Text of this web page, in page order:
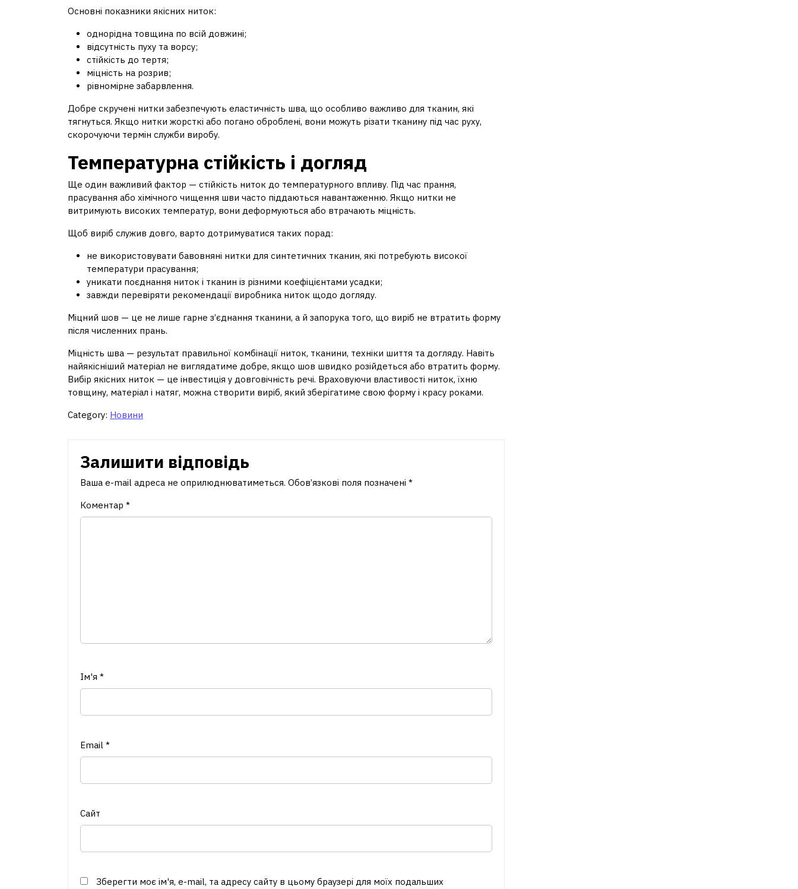
Основні показники якісних ниток:
однорідна товщина по всій довжині;
відсутність пуху та ворсу;
стійкість до тертя;
міцність на розрив;
рівномірне забарвлення.
Добре скручені нитки забезпечують еластичність шва, що особливо важливо для тканин, які
тягнуться. Якщо нитки жорсткі або погано оброблені, вони можуть різати тканину під час руху,
скорочуючи термін служби виробу.
Температурна стійкість і догляд
Ще один важливий фактор — стійкість ниток до температурного впливу. Під час прання,
прасування або хімічного чищення шви часто піддаються навантаженню. Якщо нитки не
витримують високих температур, вони деформуються або втрачають міцність.
Щоб виріб служив довго, варто дотримуватися таких порад:
не використовувати бавовняні нитки для синтетичних тканин, які потребують високої
температури прасування;
уникати поєднання ниток і тканин із різними коефіцієнтами усадки;
завжди перевіряти рекомендації виробника ниток щодо догляду.
Міцний шов — це не лише гарне з’єднання тканини, а й запорука того, що виріб не втратить форму
після численних прань.
Міцність шва — результат правильної комбінації ниток, тканини, техніки шиття та догляду. Навіть
найякісніший матеріал не виглядатиме добре, якщо шов швидко розійдеться або втратить форму.
Вибір якісних ниток — це інвестиція у довговічність речі. Враховуючи властивості ниток, їхню
товщину, матеріал і натяг, можна створити виріб, який зберігатиме свою форму і красу роками.
Category: Новини
Залишити відповідь
Ваша e-mail адреса не оприлюднюватиметься. Обов’язкові поля позначені *
Коментар *
Ім'я *
Email *
Сайт
Зберегти моє ім'я, e-mail, та адресу сайту в цьому браузері для моїх подальших